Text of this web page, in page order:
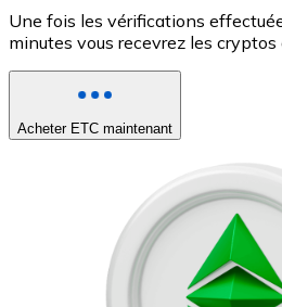
Une fois les vérifications
minutes vous recevrez les
Acheter ETC maintenant